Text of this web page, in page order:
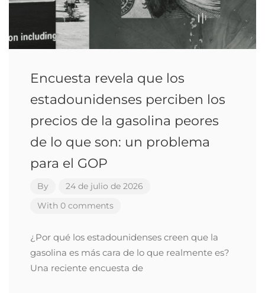
Encuesta revela que los
estadounidenses perciben los
precios de la gasolina peores
de lo que son: un problema
para el GOP
By
24 de julio de 2026
With 0 comments
¿Por qué los estadounidenses creen que la
gasolina es más cara de lo que realmente es?
Una reciente encuesta de